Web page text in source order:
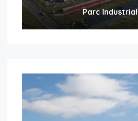
Parc Industrial